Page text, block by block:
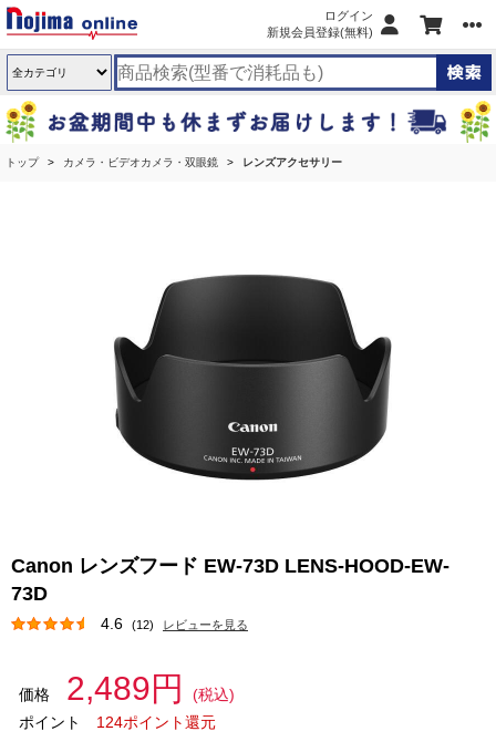
ログイン
新規会員登録(無料)
トップ カメラ・ビデオカメラ・双眼鏡 レンズアクセサリー
Canon レンズフード EW-73D LENS-HOOD-EW-
73D
4.6 (12) レビューを見る
価格 2,489円
(税込)
ポイント
124ポイント還元